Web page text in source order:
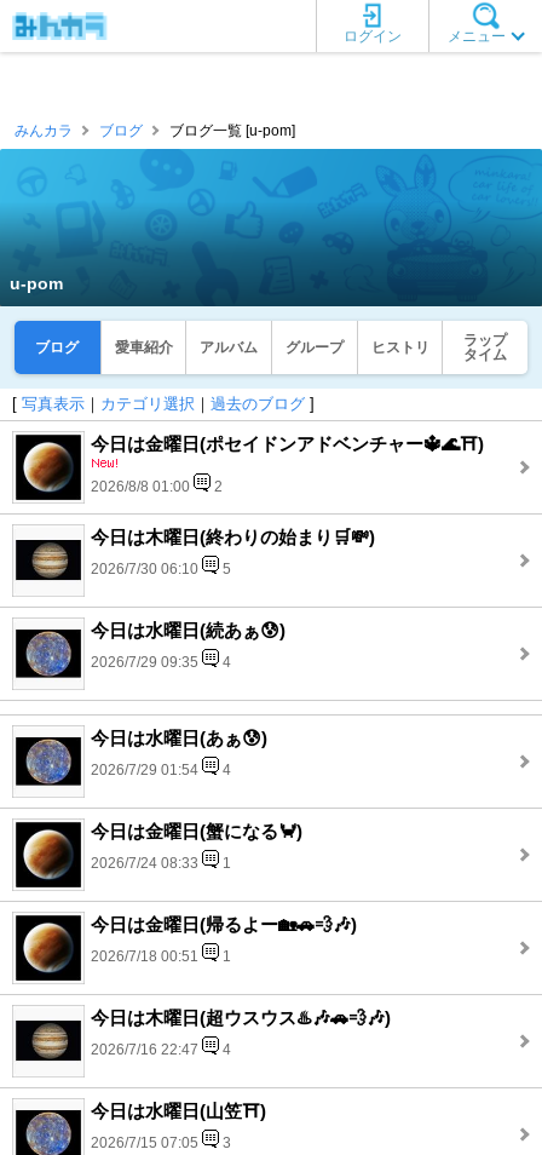
メニュー
ログイン
みんカラ ブログ ブログ一覧 [u-pom]
u-pom
ブログ 愛車紹介 アルバム グループ ヒストリ
ラップ
タイム
[ 写真表示 ｜ カテゴリ選択 ｜ 過去のブログ ]
今日は金曜日(ポセイドンアドベンチャー🔱🌊⛩️)
2026/8/8 01:00 2
今日は木曜日(終わりの始まり🛒💸)
2026/7/30 06:10 5
今日は水曜日(続あぁ😰)
2026/7/29 09:35 4
今日は水曜日(あぁ😰)
2026/7/29 01:54 4
今日は金曜日(蟹になる🦀)
2026/7/24 08:33 1
今日は金曜日(帰るよー🏡🚗💨🎶)
2026/7/18 00:51 1
今日は木曜日(超ウスウス♨️🎶🚗💨🎶)
2026/7/16 22:47 4
今日は水曜日(山笠⛩️)
2026/7/15 07:05 3